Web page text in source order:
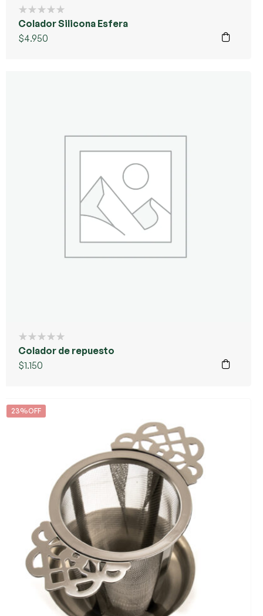
Colador Silicona Esfera
$4.950
Colador de repuesto
$1.150
23%OFF